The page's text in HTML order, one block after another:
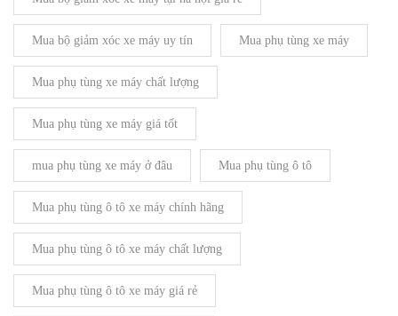
Mua bộ giảm xóc xe máy uy tín Mua phụ tùng xe máy
Mua phụ tùng xe máy chất lượng
Mua phụ tùng xe máy giá tốt
mua phụ tùng xe máy ở đâu Mua phụ tùng ô tô
Mua phụ tùng ô tô xe máy chính hãng
Mua phụ tùng ô tô xe máy chất lượng
Mua phụ tùng ô tô xe máy giá rẻ